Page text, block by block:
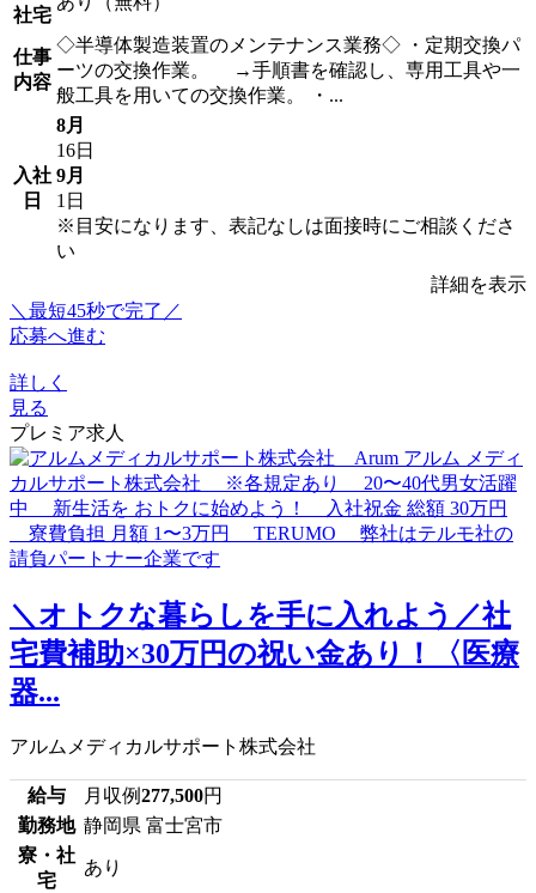
社宅
仕事
内容
◇半導体製造装置のメンテナンス業務◇ ・定期交換パ
ーツの交換作業。 →手順書を確認し、専用工具や一
般工具を用いての交換作業。 ・...
入社
日
8月
16日
9月
1日
※目安になります、表記なしは面接時にご相談くださ
い
詳細を表示
＼最短45秒で完了／
応募へ進む
詳しく
見る
プレミア求人
＼オトクな暮らしを手に入れよう／社
宅費補助×30万円の祝い金あり！〈医療
器...
アルムメディカルサポート株式会社
給与 月収例277,500円
勤務地 静岡県 富士宮市
寮・社
宅
あり